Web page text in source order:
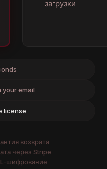
загрузки
your email
license
возврата
через Stripe
шифрование